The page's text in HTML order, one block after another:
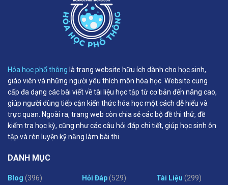
Hóa học phổ thông là trang website hữu ích dành cho học sinh,
giáo viên và những người yêu thích môn hóa học. Website cung
cấp đa dạng các bài viết về tài liệu học tập từ cơ bản đến nâng cao,
giúp người dùng tiếp cận kiến thức hóa học một cách dễ hiểu và
trực quan. Ngoài ra, trang web còn chia sẻ các bộ đề thi thử, đề
kiểm tra học kỳ, cũng như các câu hỏi đáp chi tiết, giúp học sinh ôn
tập và rèn luyện kỹ năng làm bài thi.
DANH MỤC
Blog (396) Hỏi Đáp(529) Tài Liệu (299)